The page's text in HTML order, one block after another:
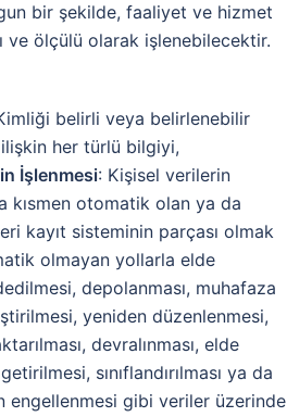
bir şekilde, faaliyet ve hizmet
ve ölçülü olarak işlenebilecektir.
belirli veya belirlenebilir
her türlü bilgiyi,
İşlenmesi: Kişisel verilerin
kısmen otomatik olan ya da
kayıt sisteminin parçası olmak
olmayan yollarla elde
depolanması, muhafaza
yeniden düzenlenmesi,
devralınması, elde
sınıflandırılması ya da
engellenmesi gibi veriler üzerinde